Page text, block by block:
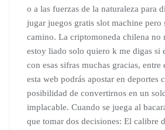
o a las fuerzas de la naturaleza para
jugar juegos gratis slot machine pero
camino. La criptomoneda chilena no
estoy liado solo quiero k me digas si
con esas sifras muchas gracias, entre
esta web podrás apostar en deportes
posibilidad de convertirnos en un
implacable. Cuando se juega al
que tomar dos decisiones: El calibre